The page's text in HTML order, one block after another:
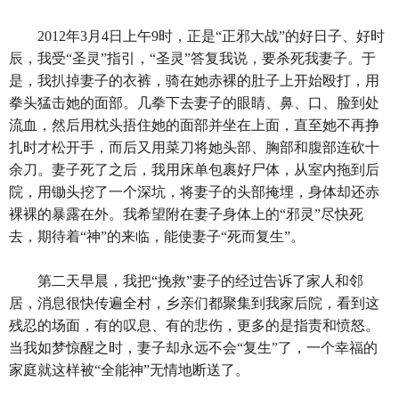
2012年3月4日上午9时，正是“正邪大战”的好日子、好时
辰，我受“圣灵”指引，“圣灵”答复我说，要杀死我妻子。于
是，我扒掉妻子的衣裤，骑在她赤裸的肚子上开始殴打，用
拳头猛击她的面部。几拳下去妻子的眼睛、鼻、口、脸到处
流血，然后用枕头捂住她的面部并坐在上面，直至她不再挣
扎时才松开手，而后又用菜刀将她头部、胸部和腹部连砍十
余刀。妻子死了之后，我用床单包裹好尸体，从室内拖到后
院，用锄头挖了一个深坑，将妻子的头部掩埋，身体却还赤
裸裸的暴露在外。我希望附在妻子身体上的“邪灵”尽快死
去，期待着“神”的来临，能使妻子“死而复生”。
第二天早晨，我把“挽救”妻子的经过告诉了家人和邻
居，消息很快传遍全村，乡亲们都聚集到我家后院，看到这
残忍的场面，有的叹息、有的悲伤，更多的是指责和愤怒。
当我如梦惊醒之时，妻子却永远不会“复生”了，一个幸福的
家庭就这样被“全能神”无情地断送了。